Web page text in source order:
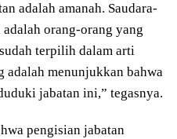
adalah amanah. Saudara-
orang-orang yang
terpilih dalam arti
adalah menunjukkan bahwa
jabatan ini,” tegasnya.
pengisian jabatan